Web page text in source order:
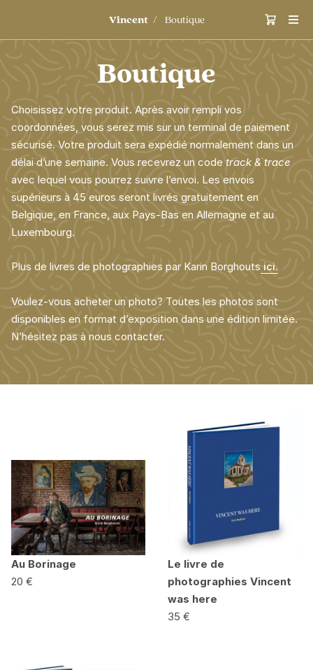
Vincent Boutique
Boutique
Choisissez votre produit. Après avoir rempli vos
coordonnées, vous serez mis sur un terminal de paiement
sécurisé. Votre produit sera expédié normalement dans un
délai d’une semaine. Vous recevrez un code track & trace
avec lequel vous pourrez suivre l’envoi. Les envois
supérieurs à 45 euros seront livrés gratuitement en
Belgique, en France, aux Pays-Bas en Allemagne et au
Luxembourg.
Plus de livres de photographies par Karin Borghouts ici.
Voulez-vous acheter un photo? Toutes les photos sont
disponibles en format d’exposition dans une édition limitée.
N’hésitez pas à nous contacter.
Au Borinage
20 €
Le livre de
photographies Vincent
was here
35 €